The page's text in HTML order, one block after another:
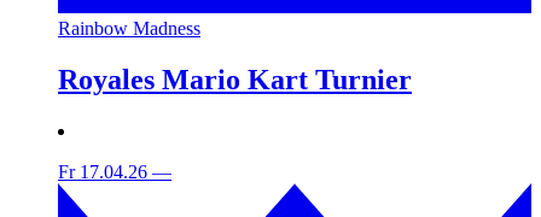
Rainbow Madness
Royales Mario Kart Turnier
Fr 17.04.26 —